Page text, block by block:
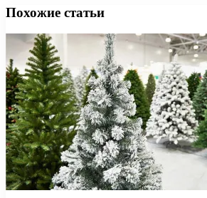
Похожие статьи